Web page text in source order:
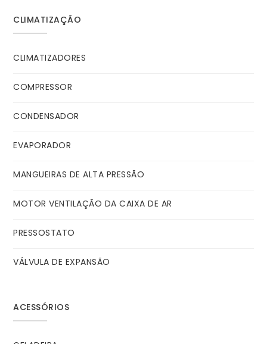
CLIMATIZAÇÃO
CLIMATIZADORES
COMPRESSOR
CONDENSADOR
EVAPORADOR
MANGUEIRAS DE ALTA PRESSÃO
MOTOR VENTILAÇÃO DA CAIXA DE AR
PRESSOSTATO
VÁLVULA DE EXPANSÃO
ACESSÓRIOS